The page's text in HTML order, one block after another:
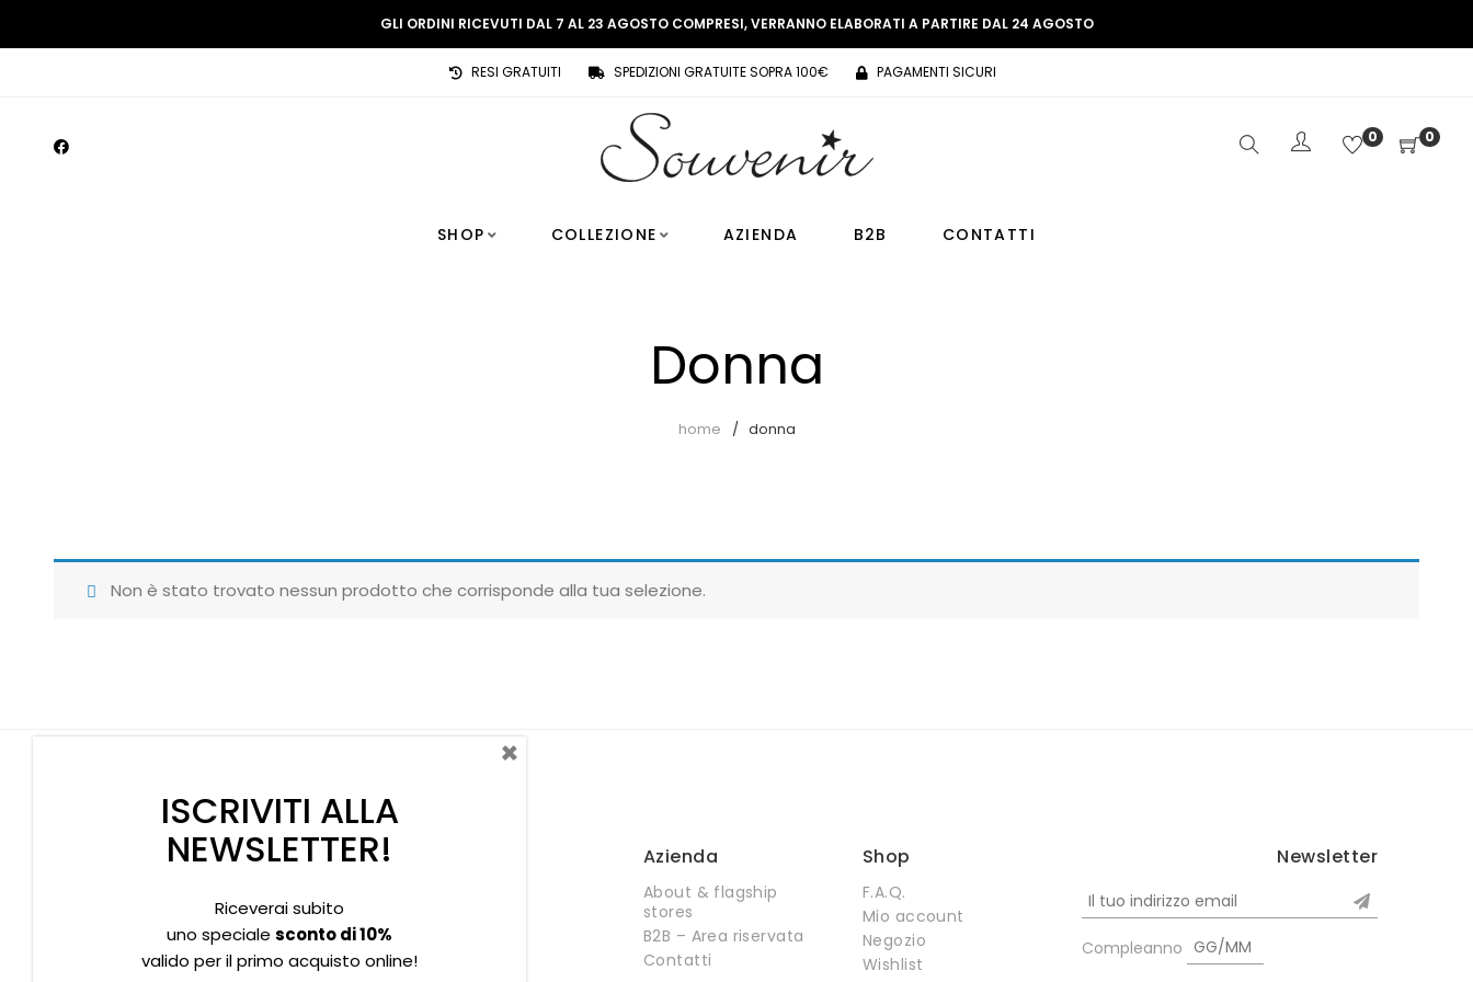
GLI ORDINI RICEVUTI DAL 7 AL 23 AGOSTO COMPRESI, VERRANNO ELABORATI A PARTIRE DAL 24 AGOSTO
RESI GRATUITI SPEDIZIONI GRATUITE SOPRA 100€ PAGAMENTI SICURI
0 0
SHOP COLLEZIONE AZIENDA B2B CONTATTI
Donna
home donna
Non è stato trovato nessun prodotto che corrisponde alla tua selezione.
Privacy policy Informativa Cookies
Azienda
About & flagship
stores
B2B – Area riservata
Contatti
Shop
F.A.Q.
Mio account
Negozio
Wishlist
Newsletter
Compleanno
ISCRIVITI ALLA
NEWSLETTER!
Riceverai subito
uno speciale sconto di 10%
valido per il primo acquisto online!
×